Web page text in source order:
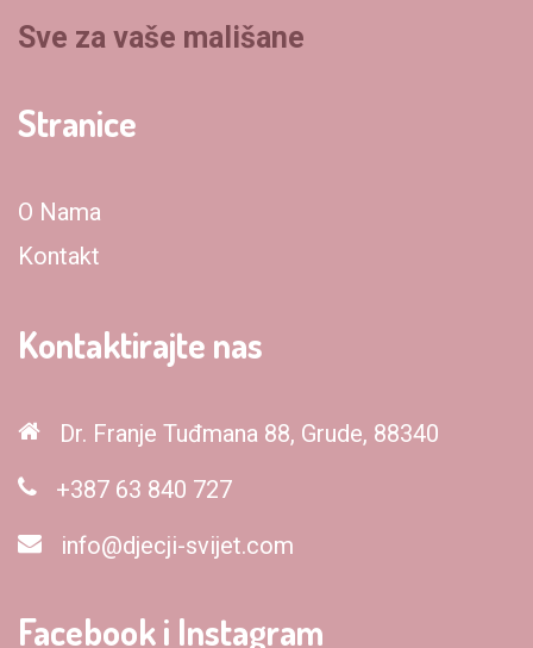
Sve za vaše mališane
Stranice
O Nama
Kontakt
Kontaktirajte nas
Dr. Franje Tuđmana 88, Grude, 88340
+387 63 840 727
info@djecji-svijet.com
Facebook i Instagram